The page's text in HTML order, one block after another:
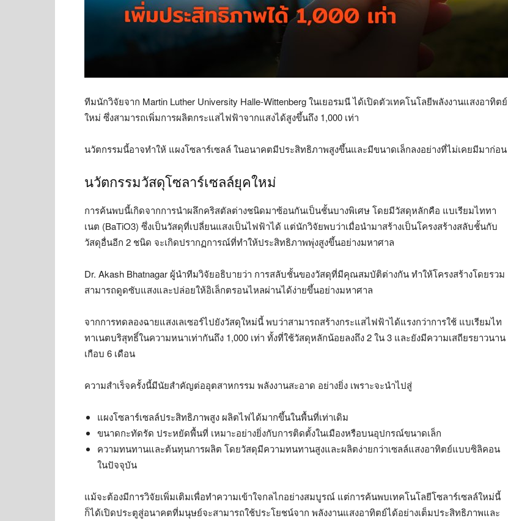
ทีมนักวิจัยจาก Martin Luther University Halle-Wittenberg ในเยอรมนี ได้เปิดตัวเทคโนโลยีพลังงานแสงอาทิตย์
ใหม่ ซึ่งสามารถเพิ่มการผลิตกระแสไฟฟ้าจากแสงได้สูงขึ้นถึง 1,000 เท่า
นวัตกรรมนี้อาจทำให้ แผงโซลาร์เซลล์ ในอนาคตมีประสิทธิภาพสูงขึ้นและมีขนาดเล็กลงอย่างที่ไม่เคยมีมาก่อน
นวัตกรรมวัสดุโซลาร์เซลล์ยุคใหม่
การค้นพบนี้เกิดจากการนำผลึกคริสตัลต่างชนิดมาซ้อนกันเป็นชั้นบางพิเศษ โดยมีวัสดุหลักคือ แบเรียมไททา
เนต (BaTiO3​) ซึ่งเป็นวัสดุที่เปลี่ยนแสงเป็นไฟฟ้าได้ แต่นักวิจัยพบว่าเมื่อนำมาสร้างเป็นโครงสร้างสลับชั้นกับ
วัสดุอื่นอีก 2 ชนิด จะเกิดปรากฏการณ์ที่ทำให้ประสิทธิภาพพุ่งสูงขึ้นอย่างมหาศาล
Dr. Akash Bhatnagar ผู้นำทีมวิจัยอธิบายว่า การสลับชั้นของวัสดุที่มีคุณสมบัติต่างกัน ทำให้โครงสร้างโดยรวม
สามารถดูดซับแสงและปล่อยให้อิเล็กตรอนไหลผ่านได้ง่ายขึ้นอย่างมหาศาล
จากการทดลองฉายแสงเลเซอร์ไปยังวัสดุใหม่นี้ พบว่าสามารถสร้างกระแสไฟฟ้าได้แรงกว่าการใช้ แบเรียมไท
ทาเนตบริสุทธิ์ในความหนาเท่ากันถึง 1,000 เท่า ทั้งที่ใช้วัสดุหลักน้อยลงถึง 2 ใน 3 และยังมีความเสถียรยาวนาน
เกือบ 6 เดือน
ความสำเร็จครั้งนี้มีนัยสำคัญต่ออุตสาหกรรม พลังงานสะอาด อย่างยิ่ง เพราะจะนำไปสู่
แผงโซลาร์เซลล์ประสิทธิภาพสูง ผลิตไฟได้มากขึ้นในพื้นที่เท่าเดิม
ขนาดกะทัดรัด ประหยัดพื้นที่ เหมาะอย่างยิ่งกับการติดตั้งในเมืองหรือบนอุปกรณ์ขนาดเล็ก
ความทนทานและต้นทุนการผลิต โดยวัสดุมีความทนทานสูงและผลิตง่ายกว่าเซลล์แสงอาทิตย์แบบซิลิคอน
ในปัจจุบัน
แม้จะต้องมีการวิจัยเพิ่มเติมเพื่อทำความเข้าใจกลไกอย่างสมบูรณ์ แต่การค้นพบเทคโนโลยีโซลาร์เซลล์ใหม่นี้
ก็ได้เปิดประตูสู่อนาคตที่มนุษย์จะสามารถใช้ประโยชน์จาก พลังงานแสงอาทิตย์ได้อย่างเต็มประสิทธิภาพและ